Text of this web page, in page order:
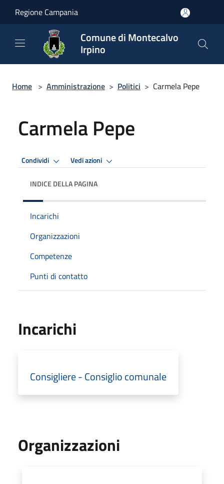
Regione Campania
Comune di Montecalvo
Irpino
Home > Amministrazione > Politici > Carmela Pepe
Carmela Pepe
Condividi Vedi azioni
INDICE DELLA PAGINA
Incarichi
Organizzazioni
Competenze
Punti di contatto
Incarichi
Consigliere - Consiglio comunale
Organizzazioni